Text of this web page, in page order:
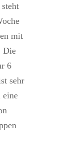
mit
Die
6
sehr
eine